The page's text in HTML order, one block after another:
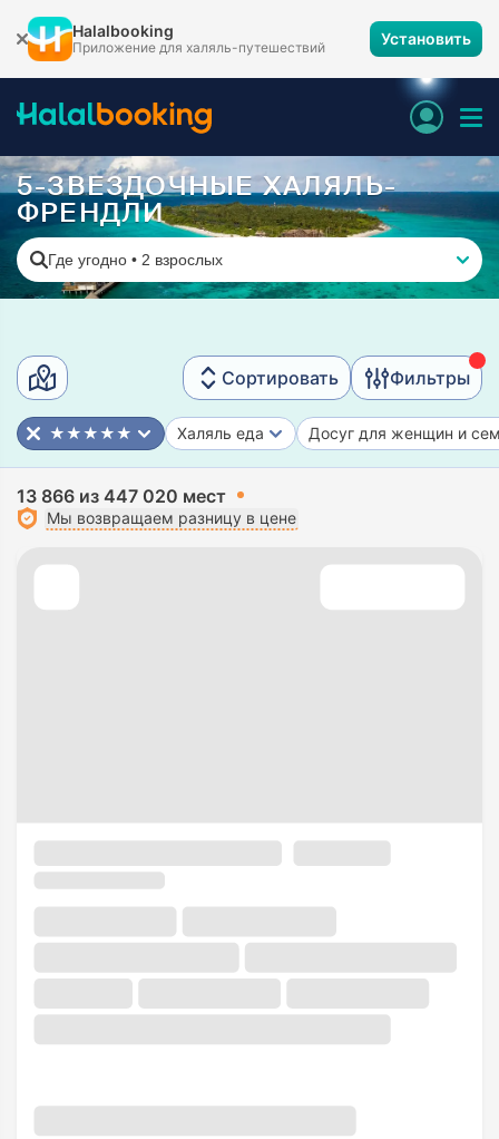
Halalbooking
Приложение для халяль-путешествий Установить
5-ЗВЕЗДОЧНЫЕ ХАЛЯЛЬ-
ФРЕНДЛИ
Где угодно • 2 взрослых
Сортировать Фильтры
★★★★★ Халяль еда Досуг для женщин и
13 866 из 447 020 мест
Мы возвращаем разницу в цене